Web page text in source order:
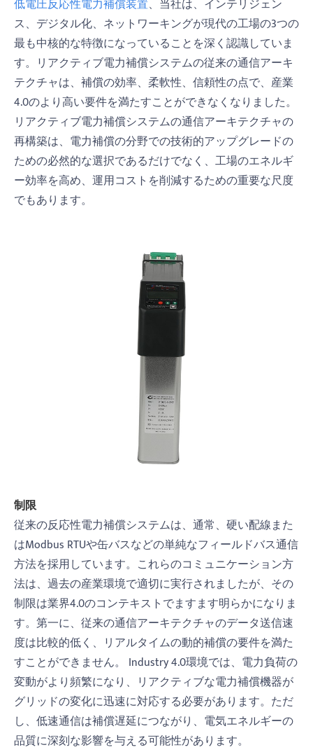
低電圧反応性電力補償装置、当社は、インテリジェン
ス、デジタル化、ネットワーキングが現代の工場の3つの
最も中核的な特徴になっていることを深く認識していま
す。リアクティブ電力補償システムの従来の通信アーキ
テクチャは、補償の効率、柔軟性、信頼性の点で、産業
4.0のより高い要件を満たすことができなくなりました。
リアクティブ電力補償システムの通信アーキテクチャの
再構築は、電力補償の分野での技術的アップグレードの
ための必然的な選択であるだけでなく、工場のエネルギ
ー効率を高め、運用コストを削減するための重要な尺度
でもあります。
制限
従来の反応性電力補償システムは、通常、硬い配線また
はModbus RTUや缶バスなどの単純なフィールドバス通信
方法を採用しています。これらのコミュニケーション方
法は、過去の産業環境で適切に実行されましたが、その
制限は業界4.0のコンテキストでますます明らかになりま
す。第一に、従来の通信アーキテクチャのデータ送信速
度は比較的低く、リアルタイムの動的補償の要件を満た
すことができません。 Industry 4.0環境では、電力負荷の
変動がより頻繁になり、リアクティブな電力補償機器が
グリッドの変化に迅速に対応する必要があります。ただ
し、低速通信は補償遅延につながり、電気エネルギーの
品質に深刻な影響を与える可能性があります。